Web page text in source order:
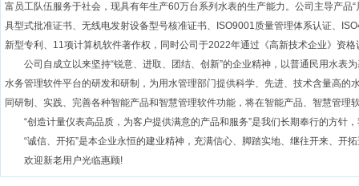
富员工队伍服务于社会，现具有年生产60万台系列水表的生产能力。公司主导产
具型式批准证书、无线电发射设备型号核准证书、ISO9001质量管理体系认证、
新型专利、11项计算机软件著作权，同时公司于2022年通过《高新技术企业》资
公司自成立以来坚持“锐意、进取、团结、创新”的企业精神，以普通民用水
水务管理软件平台的研发和研制，为用水管理部门提供科学、先进、技术含量高
同研制、实践、完善各种智能产品和智慧管理软件功能，将在智能产品、智慧管
“创造计量仪表高品质，为客户提供满意的产品和服务”是我们长期奉行的方
“诚信、开拓”是本企业永恒的建业精神，充满信心、脚踏实地、继往开来、开
欢迎新老用户光临惠顾!